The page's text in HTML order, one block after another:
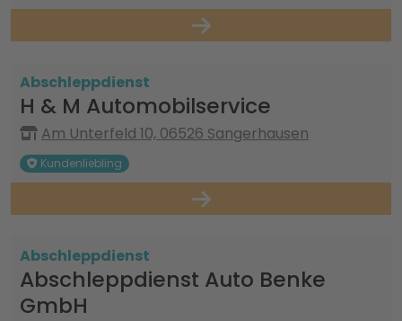
Abschleppdienst
H & M Automobilservice
Am Unterfeld 10, 06526 Sangerhausen
Kundenliebling
Abschleppdienst
Abschleppdienst Auto Benke
GmbH